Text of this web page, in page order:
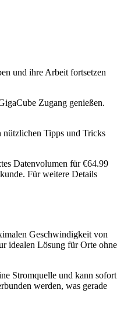
und ihre Arbeit fortsetzen
Zugang genießen.
Tipps und Tricks
Datenvolumen für €64.99
Für weitere Details
Geschwindigkeit von
idealen Lösung für Orte ohne
Stromquelle und kann sofort
werden, was gerade